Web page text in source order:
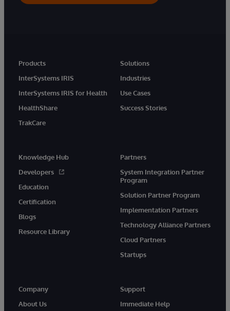
Products
InterSystems IRIS
InterSystems IRIS for Health
HealthShare
TrakCare
Solutions
Industries
Use Cases
Success Stories
Knowledge Hub
Developers
Education
Certification
Blogs
Resource Library
Partners
System Integration Partner
Program
Solution Partner Program
Implementation Partners
Technology Alliance Partners
Cloud Partners
Startups
Company
About Us
Support
Immediate Help